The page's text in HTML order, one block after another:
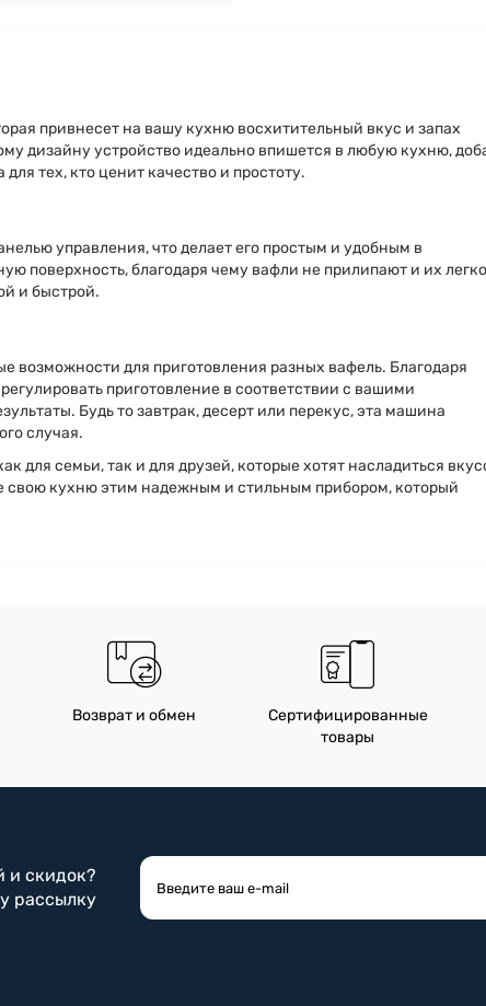
привнесет на вашу кухню восхитительный вкус и запах
дизайну устройство идеально впишется в любую кухню,
тех, кто ценит качество и простоту.
управления, что делает его простым и удобным в
поверхность, благодаря чему вафли не прилипают и их легко
и быстрой.
возможности для приготовления разных вафель. Благодаря
приготовление в соответствии с вашими
Будь то завтрак, десерт или перекус, эта машина
случая.
для семьи, так и для друзей, которые хотят насладиться
свою кухню этим надежным и стильным прибором, который
Возврат и обмен
Сертифицированные
товары
и скидок?
рассылку